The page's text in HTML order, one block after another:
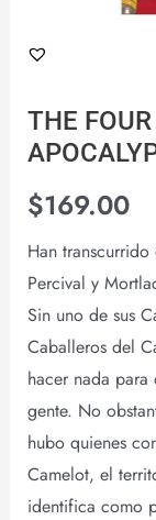
THE
$169.00
Han
Percival y
Sin uno de sus
Caballeros del
hacer nada
gente. No
hubo quienes
Camelot, el
identifica como